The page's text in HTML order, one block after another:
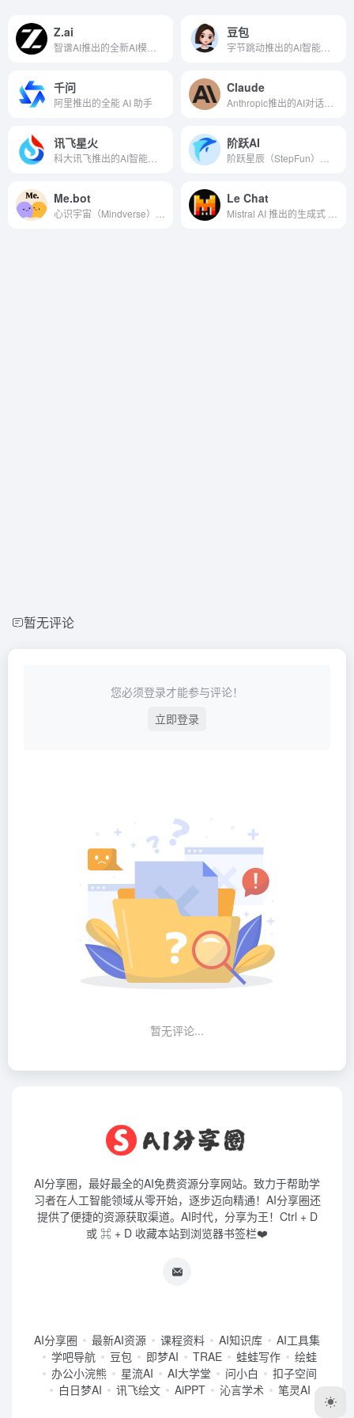
Z.ai 豆包
千问
阿里推出的全能 AI 助手
Claude
讯飞星火 阶跃AI
Me.bot Le Chat
暂无评论
您必须登录才能参与评论！
立即登录
暂无评论...
AI分享圈，最好最全的AI免费资源分享网站。致力于帮助学
习者在人工智能领域从零开始，逐步迈向精通！AI分享圈还
提供了便捷的资源获取渠道。AI时代，分享为王！Ctrl + D
或 ⌘ + D 收藏本站到浏览器书签栏❤️
AI分享圈 最新AI资源 课程资料 AI知识库
AI工具集
学吧导航
豆包 即梦AI TRAE 蛙蛙写作
绘蛙
办公小浣熊
星流AI AI大学堂 问小白
扣子空间
白日梦AI
讯飞绘文 AiPPT 沁言学术 笔灵AI